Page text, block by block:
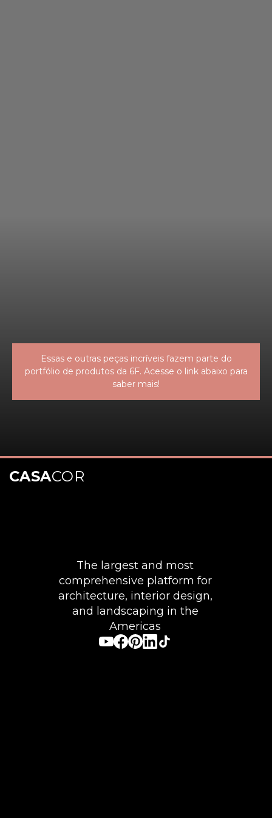
Essas e outras peças incríveis fazem parte do
portfólio de produtos da 6F. Acesse o link abaixo para
saber mais!
Openinghttps://www.instagram.com/6fdecoracoes/
The largest and most
comprehensive platform for
architecture, interior design,
and landscaping in the
Americas
CASACOR